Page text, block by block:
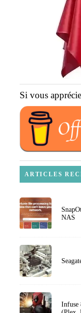
Si vous
ARTICLES
NAS
Infuse